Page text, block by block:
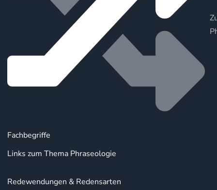
Fachbegriffe
Links zum Thema Phraseologie
Redewendungen & Redensarten